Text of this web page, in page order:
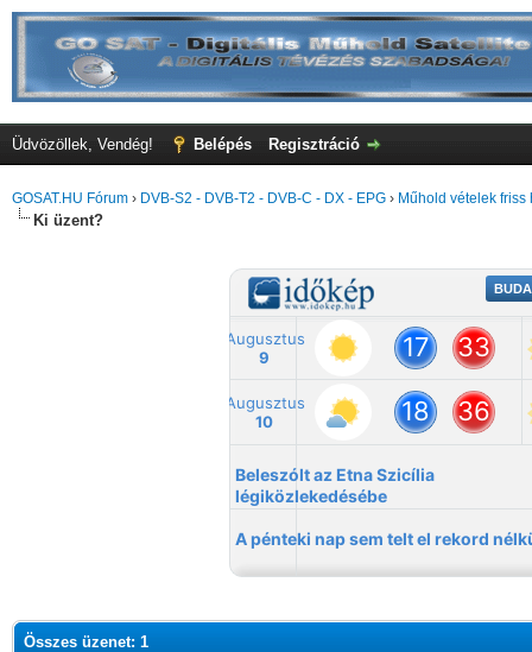
Üdvözöllek, Vendég! Belépés Regisztráció
GOSAT.HU Fórum › DVB-S2 - DVB-T2 - DVB-C - DX - EPG › Műhold vételek friss
Ki üzent?
Összes üzenet: 1